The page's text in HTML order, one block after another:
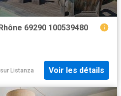
69290 100539480
sur Listanza Voir les détails